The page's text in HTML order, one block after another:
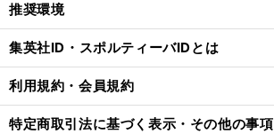
推奨環境
集英社ID・スポルティーバIDとは
利用規約・会員規約
特定商取引法に基づく表示・その他の事項